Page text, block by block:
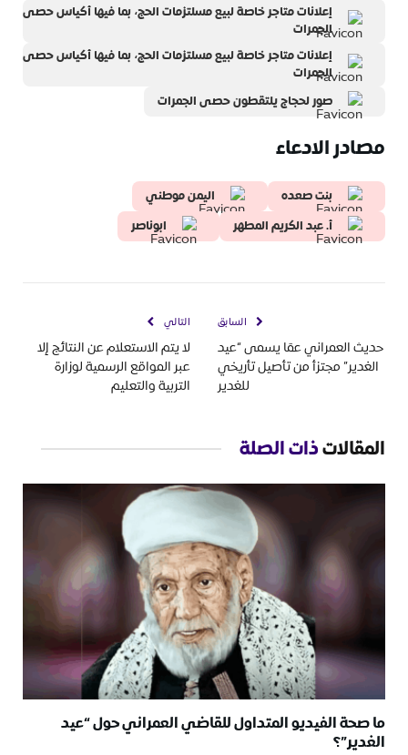
إعلانات متاجر خاصة لبيع مسلتزمات الحج، بما فيها أكياس حصى
الجمرات
إعلانات متاجر خاصة لبيع مسلتزمات الحج، بما فيها أكياس حصى
الجمرات
صور لحجاج يلتقطون حصى الجمرات
مصادر الادعاء
بنت صعده
اليمن موطني
أ. عبد الكريم المطهر
ابوناصر
السابق
حديث العمراني عمَا يسمى “عيد
الغدير” مجتزأ من تأصيل تأريخي
للغدير
التالي
لا يتم الاستعلام عن النتائج إلا
عبر المواقع الرسمية لوزارة
التربية والتعليم
المقالاتذات الصلة
ما صحة الفيديو المتداول للقاضي العمراني حول “عيد
الغدير”؟